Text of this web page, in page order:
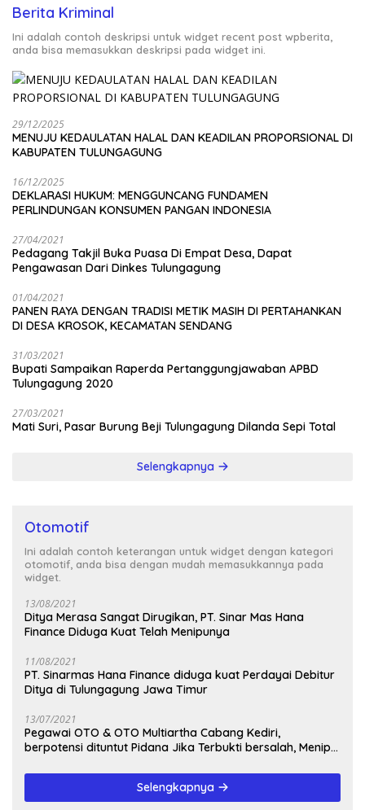
Berita Kriminal
Ini adalah contoh deskripsi untuk widget recent post wpberita,
anda bisa memasukkan deskripsi pada widget ini.
29/12/2025
MENUJU KEDAULATAN HALAL DAN KEADILAN PROPORSIONAL DI
KABUPATEN TULUNGAGUNG
16/12/2025
DEKLARASI HUKUM: MENGGUNCANG FUNDAMEN
PERLINDUNGAN KONSUMEN PANGAN INDONESIA
27/04/2021
Pedagang Takjil Buka Puasa Di Empat Desa, Dapat
Pengawasan Dari Dinkes Tulungagung
01/04/2021
PANEN RAYA DENGAN TRADISI METIK MASIH DI PERTAHANKAN
DI DESA KROSOK, KECAMATAN SENDANG
31/03/2021
Bupati Sampaikan Raperda Pertanggungjawaban APBD
Tulungagung 2020
27/03/2021
Mati Suri, Pasar Burung Beji Tulungagung Dilanda Sepi Total
Selengkapnya
Otomotif
Ini adalah contoh keterangan untuk widget dengan kategori
otomotif, anda bisa dengan mudah memasukkannya pada
widget.
13/08/2021
Ditya Merasa Sangat Dirugikan, PT. Sinar Mas Hana
Finance Diduga Kuat Telah Menipunya
11/08/2021
PT. Sinarmas Hana Finance diduga kuat Perdayai Debitur
Ditya di Tulungagung Jawa Timur
13/07/2021
Pegawai OTO & OTO Multiartha Cabang Kediri,
berpotensi dituntut Pidana Jika Terbukti bersalah, Menipu
Selengkapnya